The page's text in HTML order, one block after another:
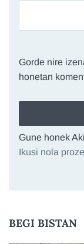
Gorde nire
honetan
Gune honek
Ikusi nola
BEGI BISTAN